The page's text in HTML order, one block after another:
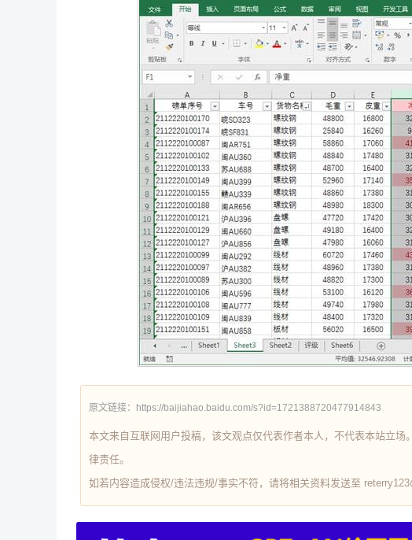
原文链接：https://baijiahao.baidu.com/s?id=1721388720477914843
本文来自互联网用户投稿，该文观点仅代表作者本人，不代表本站立
律责任。
如若内容造成侵权/违法违规/事实不符，请将相关资料发送至